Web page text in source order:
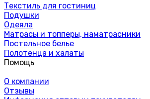
Текстиль для гостиниц
Подушки
Одеяла
Матрасы и топперы, наматрасники
Постельное белье
Полотенца и халаты
Помощь
О компании
Отзывы